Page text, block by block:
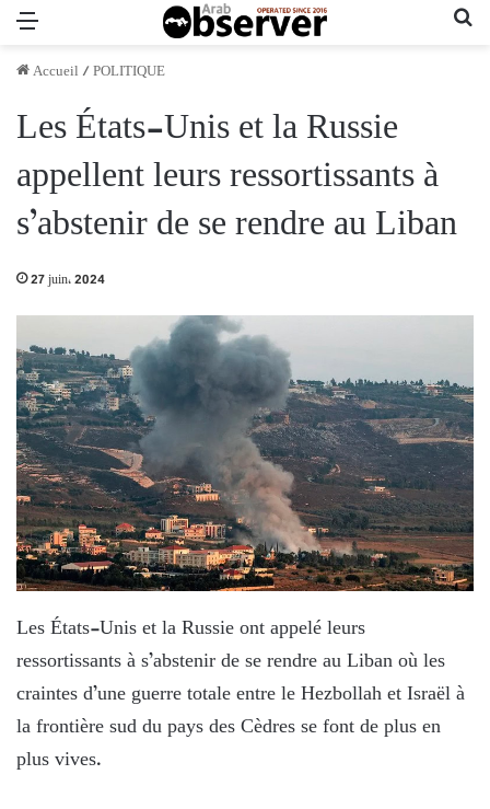
Accueil /POLITIQUE
Les États-Unis et la Russie
appellent leurs ressortissants à
s’abstenir de se rendre au Liban
27 juin، 2024
Les États-Unis et la Russie ont appelé leurs
ressortissants à s’abstenir de se rendre au Liban où les
craintes d’une guerre totale entre le Hezbollah et Israël à
la frontière sud du pays des Cèdres se font de plus en
plus vives.